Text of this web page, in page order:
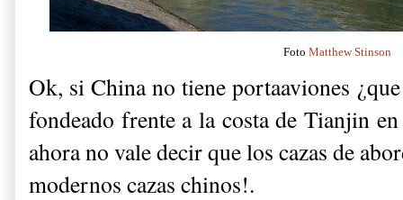
Foto Matthew Stinson
Ok, si China no tiene portaaviones
fondeado frente a la costa de Tianjin
ahora no vale decir que los cazas de
modernos cazas chinos!.